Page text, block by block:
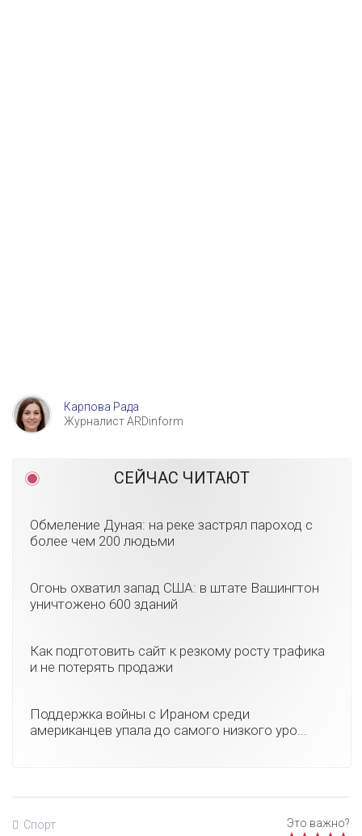
Карпова Рада
Журналист ARDinform
СЕЙЧАС ЧИТАЮТ
Обмеление Дуная: на реке застрял пароход с
более чем 200 людьми
Огонь охватил запад США: в штате Вашингтон
уничтожено 600 зданий
Как подготовить сайт к резкому росту трафика
и не потерять продажи
Поддержка войны с Ираном среди
американцев упала до самого низкого уро...
Спорт